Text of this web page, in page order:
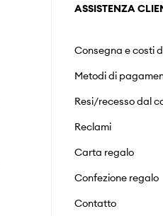
ASSISTENZA
Consegna e costi
Metodi di
Resi/recesso dal
Reclami
Carta regalo
Confezione regalo
Contatto